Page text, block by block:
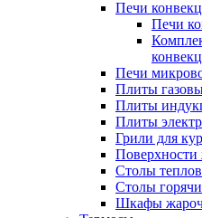
Печи
Печи
Печи
Плиты
Плиты
Плиты
Грили для кур
Столы
Столы
Шкафы